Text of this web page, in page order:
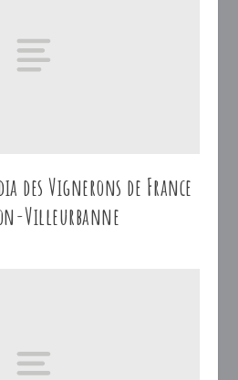
des Vignerons de France
Villeurbanne